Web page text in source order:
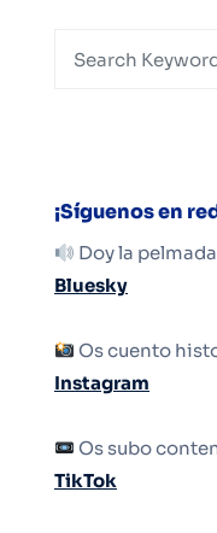
¡Síguenos en
Doy la
Bluesky
Os cuento
Instagram
Os subo
TikTok